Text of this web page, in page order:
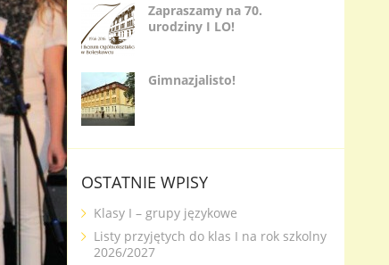
Zapraszamy na 70.
urodziny I LO!
Gimnazjalisto!
OSTATNIE WPISY
Klasy I – grupy językowe
Listy przyjętych do klas I na rok szkolny
2026/2027